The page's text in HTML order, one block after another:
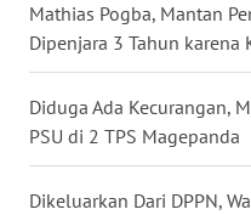
Mathias Pogba, Mantan
Dipenjara 3 Tahun karena
Diduga Ada Kecurangan,
PSU di 2 TPS Magepanda
Dikeluarkan Dari DPPN,
KALSEL
KALTIM
WN
SULSEL